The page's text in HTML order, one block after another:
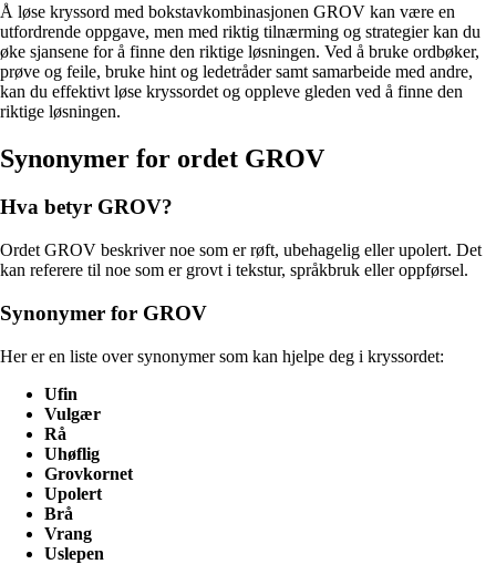
Å løse kryssord med bokstavkombinasjonen GROV kan være en
utfordrende oppgave, men med riktig tilnærming og strategier kan du
øke sjansene for å finne den riktige løsningen. Ved å bruke ordbøker,
prøve og feile, bruke hint og ledetråder samt samarbeide med andre,
kan du effektivt løse kryssordet og oppleve gleden ved å finne den
riktige løsningen.
Synonymer for ordet GROV
Hva betyr GROV?
Ordet GROV beskriver noe som er røft, ubehagelig eller upolert. Det
kan referere til noe som er grovt i tekstur, språkbruk eller oppførsel.
Synonymer for GROV
Her er en liste over synonymer som kan hjelpe deg i kryssordet:
Ufin
Vulgær
Rå
Uhøflig
Grovkornet
Upolert
Brå
Vrang
Uslepen